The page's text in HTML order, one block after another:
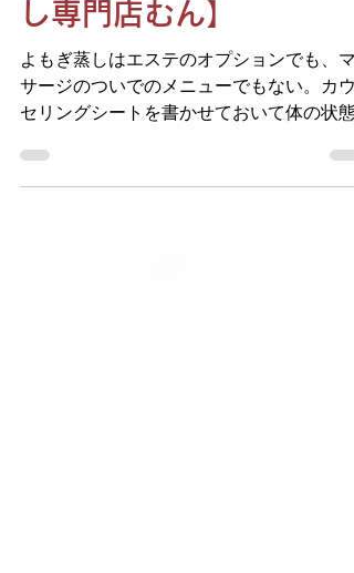
由【埼玉川越 Asuca（
スカ）黄土漢方よもぎ蒸
し専門店むん】
よもぎ蒸しはエステのオプションでも、マ
サージのついでのメニューでもない。カウ